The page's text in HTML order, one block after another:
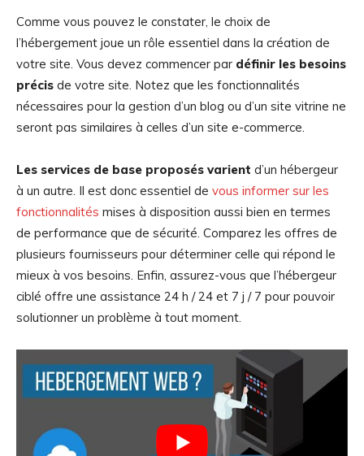
Comme vous pouvez le constater, le choix de
l’hébergement joue un rôle essentiel dans la création de
votre site. Vous devez commencer par définir les besoins
précis de votre site. Notez que les fonctionnalités
nécessaires pour la gestion d’un blog ou d’un site vitrine ne
seront pas similaires à celles d’un site e-commerce.
Les services de base proposés varient d’un hébergeur
à un autre. Il est donc essentiel de vous informer sur les
fonctionnalités mises à disposition aussi bien en termes
de performance que de sécurité. Comparez les offres de
plusieurs fournisseurs pour déterminer celle qui répond le
mieux à vos besoins. Enfin, assurez-vous que l’hébergeur
ciblé offre une assistance 24 h / 24 et 7 j / 7 pour pouvoir
solutionner un problème à tout moment.